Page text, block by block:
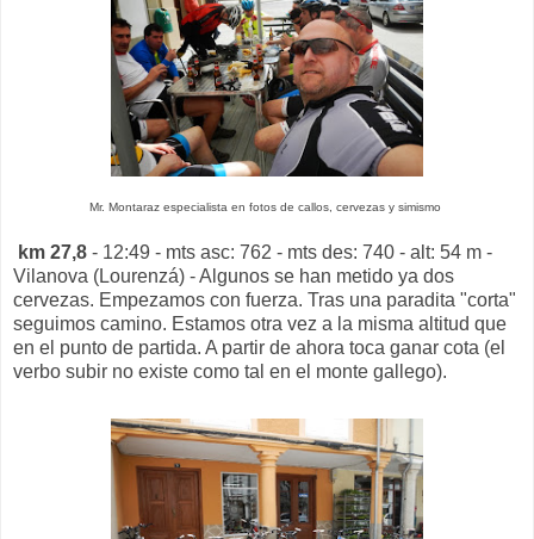
Mr. Montaraz especialista en fotos de callos, cervezas y simismo
km 27,8 - 12:49 - mts asc: 762 - mts des: 740 - alt: 54 m -
Vilanova (Lourenzá) - Algunos se han metido ya dos
cervezas. Empezamos con fuerza. Tras una paradita "corta"
seguimos camino. Estamos otra vez a la misma altitud que
en el punto de partida. A partir de ahora toca ganar cota (el
verbo subir no existe como tal en el monte gallego).